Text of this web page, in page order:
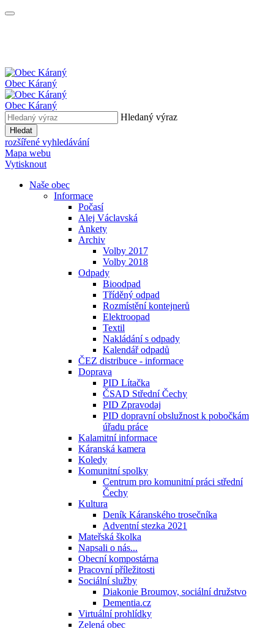
Obec Káraný
Obec Káraný
Hledaný výraz
Hledat
rozšířené vyhledávání
Mapa webu
Vytisknout
Naše obec
Informace
Počasí
Alej Václavská
Ankety
Archiv
Volby 2017
Volby 2018
Odpady
Bioodpad
Tříděný odpad
Rozmístění kontejnerů
Elektroopad
Textil
Nakládání s odpady
Kalendář odpadů
ČEZ distribuce - informace
Doprava
PID Lítačka
ČSAD Střední Čechy
PID Zpravodaj
PID dopravní obslužnost k pobočkám
úřadu práce
Kalamitní informace
Káranská kamera
Koledy
Komunitní spolky
Centrum pro komunitní práci střední
Čechy
Kultura
Deník Káranského trosečníka
Adventní stezka 2021
Mateřská školka
Napsali o nás...
Obecní kompostárna
Pracovní příležitosti
Sociální služby
Diakonie Broumov, sociální družstvo
Dementia.cz
Virtuální prohlídky
Zelená obec